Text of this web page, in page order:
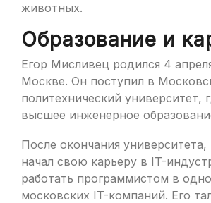
животных.
Образование и
Eгор Мисливец родился 4
Москве. Он поступил в
политехнический университет,
высшее инженерное
После окончания
начал свою карьеру в IT-
работать программистом в
московских IT-компаний. Его